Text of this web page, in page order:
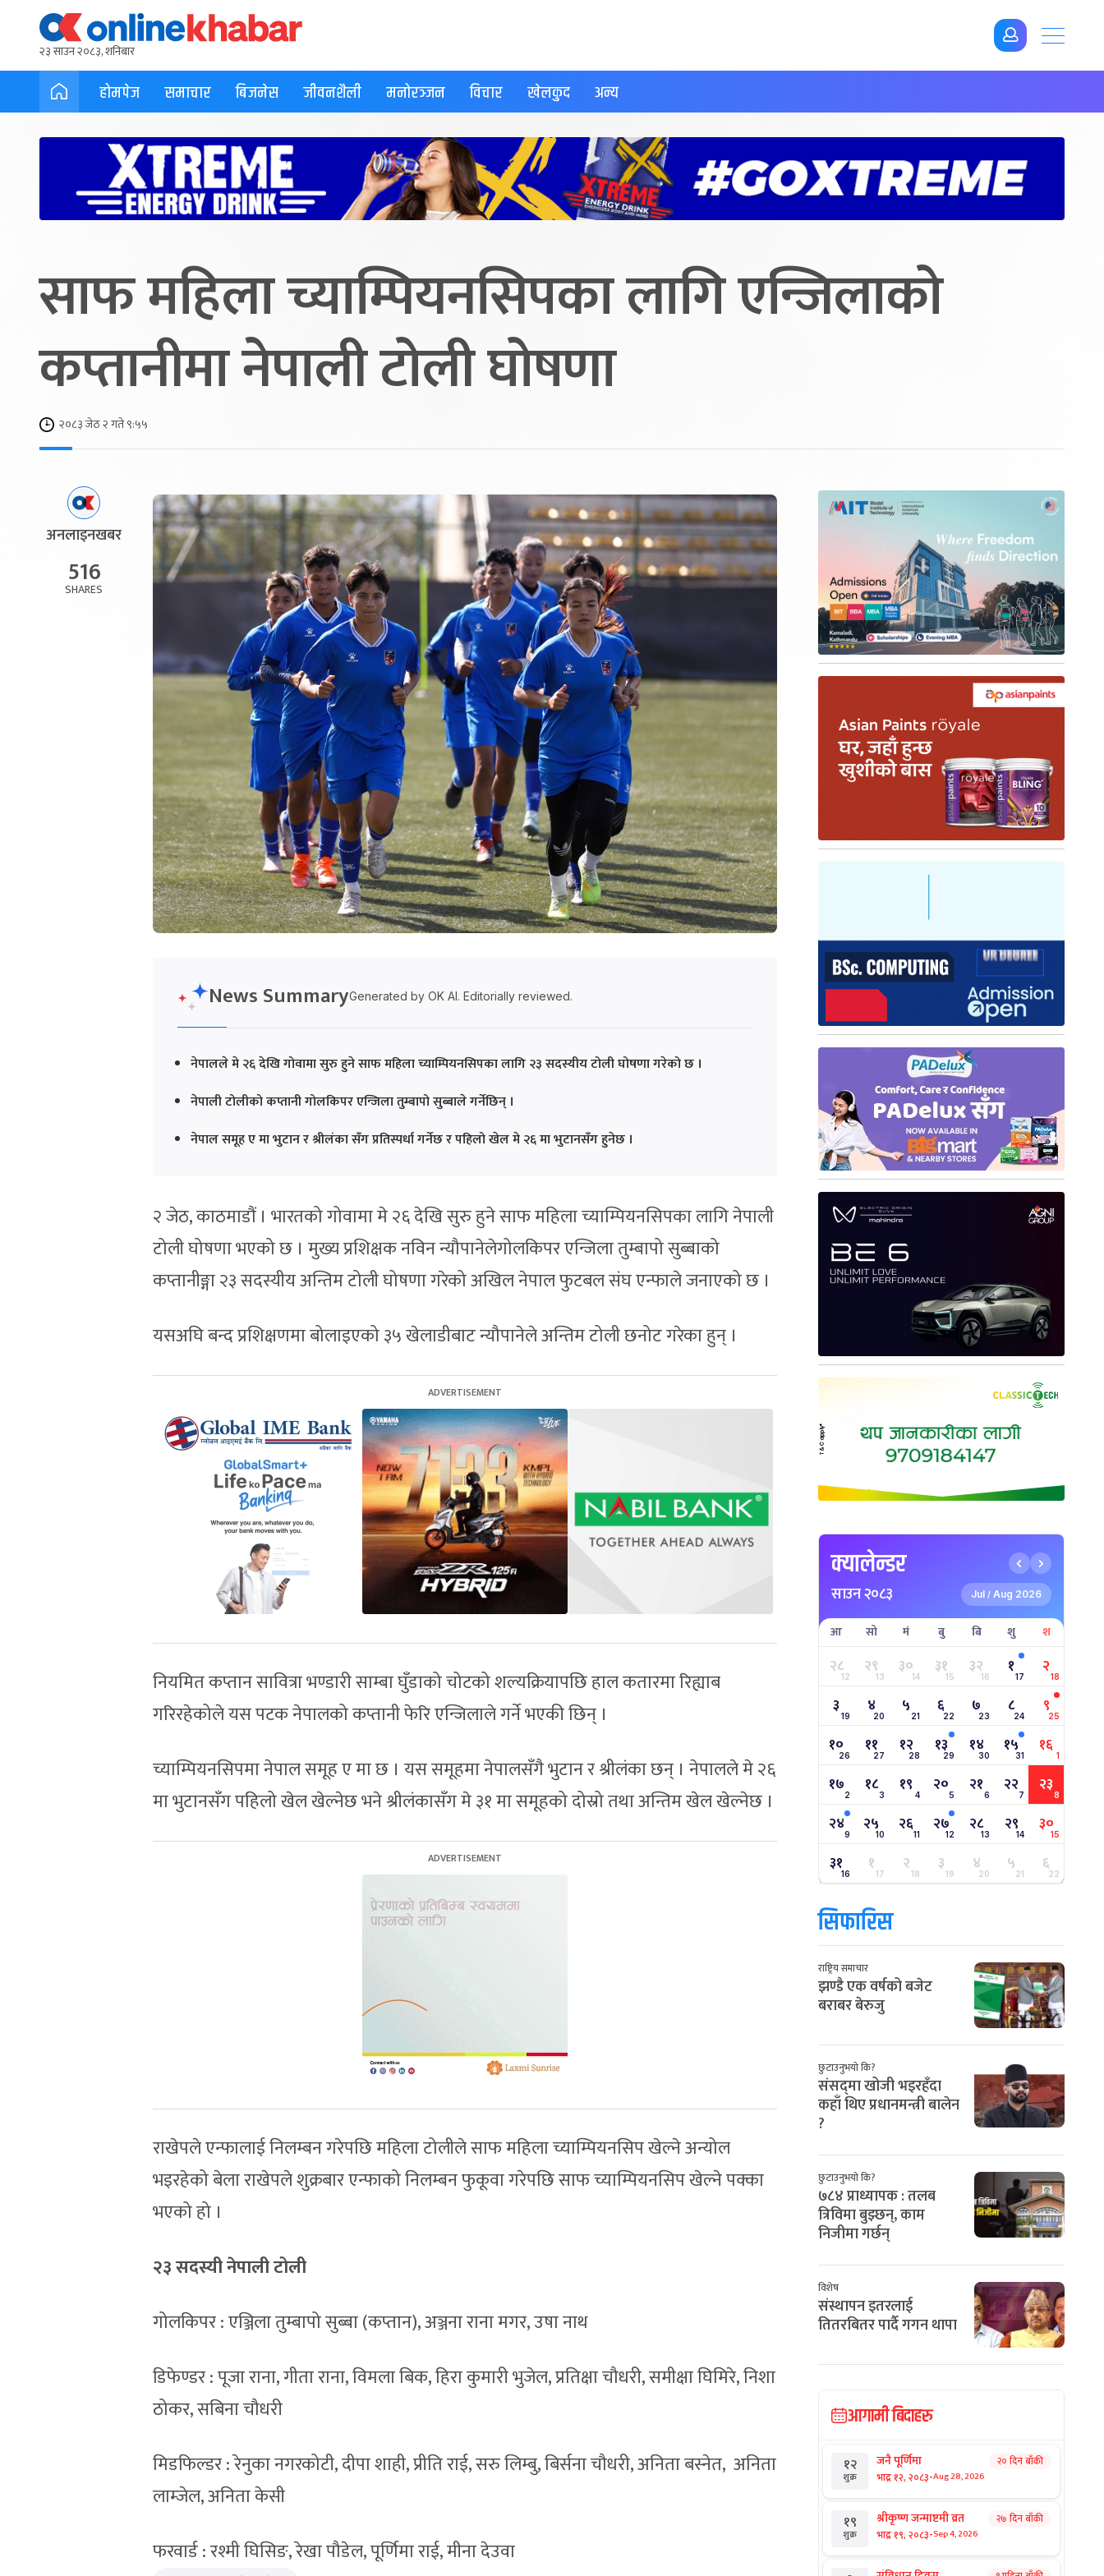
२३ साउन २०८३, शनिबार
होमपेज समाचार बिजनेस जीवनशैली मनोरञ्जन विचार खेलकुद अन्य
साफ महिला च्याम्पियनसिपका लागि एन्जिलाको
कप्तानीमा नेपाली टोली घोषणा
२०८३ जेठ २ गते ९:५५
अनलाइनखबर
516
SHARES
News SummaryGenerated by OK AI. Editorially reviewed.
नेपालले मे २६ देखि गोवामा सुरु हुने साफ महिला च्याम्पियनसिपका लागि २३ सदस्यीय टोली घोषणा गरेको छ ।
नेपाली टोलीको कप्तानी गोलकिपर एन्जिला तुम्बापो सुब्बाले गर्नेछिन् ।
नेपाल समूह ए मा भुटान र श्रीलंका सँग प्रतिस्पर्धा गर्नेछ र पहिलो खेल मे २६ मा भुटानसँग हुनेछ ।
२ जेठ, काठमाडौं । भारतको गोवामा मे २६ देखि सुरु हुने साफ महिला च्याम्पियनसिपका लागि नेपाली
टोली घोषणा भएको छ । मुख्य प्रशिक्षक नविन न्यौपानेलेगोलकिपर एन्जिला तुम्बापो सुब्बाको
कप्तानीङ्गा २३ सदस्यीय अन्तिम टोली घोषणा गरेको अखिल नेपाल फुटबल संघ एन्फाले जनाएको छ ।
यसअघि बन्द प्रशिक्षणमा बोलाइएको ३५ खेलाडीबाट न्यौपानेले अन्तिम टोली छनोट गरेका हुन् ।
नियमित कप्तान सावित्रा भण्डारी साम्बा घुँडाको चोटको शल्यक्रियापछि हाल कतारमा रिह्याब
गरिरहेकोले यस पटक नेपालको कप्तानी फेरि एन्जिलाले गर्ने भएकी छिन् ।
च्याम्पियनसिपमा नेपाल समूह ए मा छ । यस समूहमा नेपालसँगै भुटान र श्रीलंका छन् । नेपालले मे २६
मा भुटानसँग पहिलो खेल खेल्नेछ भने श्रीलंकासँग मे ३१ मा समूहको दोस्रो तथा अन्तिम खेल खेल्नेछ ।
राखेपले एन्फालाई निलम्बन गरेपछि महिला टोलीले साफ महिला च्याम्पियनसिप खेल्ने अन्योल
भइरहेको बेला राखेपले शुक्रबार एन्फाको निलम्बन फुकूवा गरेपछि साफ च्याम्पियनसिप खेल्ने पक्का
भएको हो ।
२३ सदस्यी नेपाली टोली
गोलकिपर : एञ्जिला तुम्बापो सुब्बा (कप्तान), अञ्जना राना मगर, उषा नाथ
डिफेण्डर : पूजा राना, गीता राना, विमला बिक, हिरा कुमारी भुजेल, प्रतिक्षा चौधरी, समीक्षा घिमिरे, निशा
ठोकर, सबिना चौधरी
मिडफिल्डर : रेनुका नगरकोटी, दीपा शाही, प्रीति राई, सरु लिम्बु, बिर्सना चौधरी, अनिता बस्नेत, अनिता
लाम्जेल, अनिता केसी
फरवार्ड : रश्मी घिसिङ, रेखा पौडेल, पूर्णिमा राई, मीना देउवा
क्यालेन्डर
साउन २०८३ Jul / Aug 2026
आ सो मं बु बि शु श
२८12 २९13 ३०14 ३१15 ३२16 १17 २18
३ 19 ४20 ५ 21 ६22 ७23 ८24 ९25
१०26 ११27 १२28 १३29 १४30 १५31 १६ 1
१७2 १८3 १९ 4 २०5 २१6 २२7 २३8
२४9 २५10 २६11 २७12 २८13 २९14 ३०15
३१16 १17 २18 ३19 ४20 ५21 ६22
सिफारिस
राष्ट्रिय समाचार
झण्डै एक वर्षको बजेट
बराबर बेरुजु
छुटाउनुभयो कि?
संसद्‌मा खोजी भइरहँदा
कहाँ थिए प्रधानमन्त्री बालेन
?
छुटाउनुभयो कि?
७८४ प्राध्यापक : तलब
त्रिविमा बुझ्छन्, काम
निजीमा गर्छन्
विशेष
संस्थापन इतरलाई
तितरबितर पार्दै गगन थापा
आगामी बिदाहरु
१२
शुक्र
जनै पूर्णिमा
भाद्र १२, २०८३-Aug 28, 2026
२० दिन बाँकी
१९
शुक्र
श्रीकृष्ण जन्माष्टमी व्रत
भाद्र १९, २०८३-Sep 4, 2026
२७ दिन बाँकी